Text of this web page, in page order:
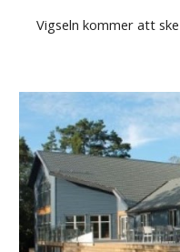
Vigseln kommer att